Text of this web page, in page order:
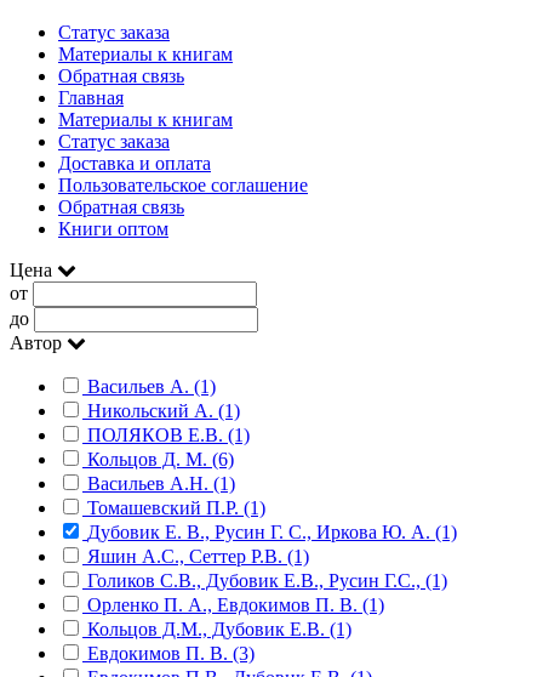
Статус заказа
Материалы к книгам
Обратная связь
Главная
Материалы к книгам
Статус заказа
Доставка и оплата
Пользовательское соглашение
Обратная связь
Книги оптом
Цена
от
до
Автор
Васильев А. (1)
Никольский А. (1)
ПОЛЯКОВ Е.В. (1)
Кольцов Д. М. (6)
Васильев А.Н. (1)
Томашевский П.Р. (1)
Дубовик Е. В., Русин Г. С., Иркова Ю. А. (1)
Яшин А.С., Сеттер Р.В. (1)
Голиков С.В., Дубовик Е.В., Русин Г.С., (1)
Орленко П. А., Евдокимов П. В. (1)
Кольцов Д.М., Дубовик Е.В. (1)
Евдокимов П. В. (3)